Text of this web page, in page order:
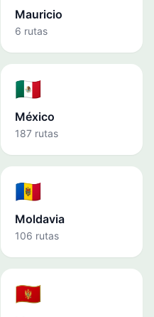
Mauricio
6 rutas
🇲🇽
México
187 rutas
🇲🇩
Moldavia
106 rutas
🇲🇪